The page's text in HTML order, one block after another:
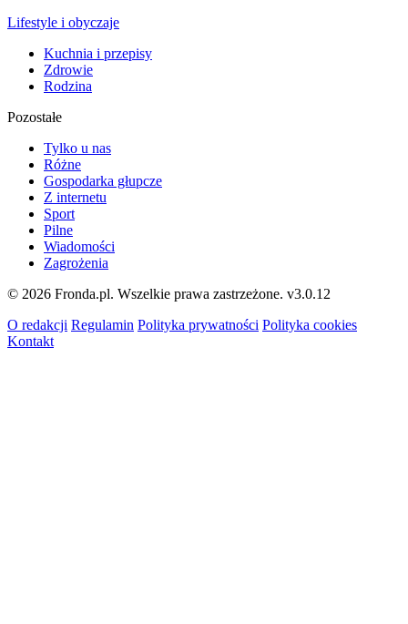
Lifestyle i obyczaje
Kuchnia i przepisy
Zdrowie
Rodzina
Pozostałe
Tylko u nas
Różne
Gospodarka głupcze
Z internetu
Sport
Pilne
Wiadomości
Zagrożenia
© 2026 Fronda.pl. Wszelkie prawa zastrzeżone. v3.0.12
O redakcji Regulamin Polityka prywatności Polityka cookies
Kontakt